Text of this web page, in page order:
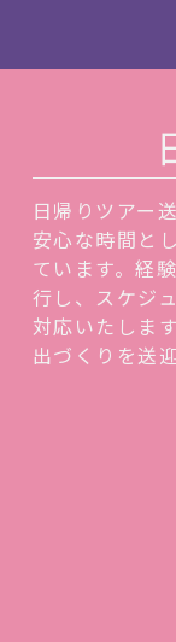
日帰りツアー
安心な時間と
ています。経
行し、スケジ
対応いたしま
出づくりを送